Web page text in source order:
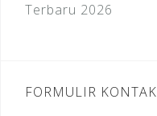
Terbaru 2026
FORMULIR KONTAK